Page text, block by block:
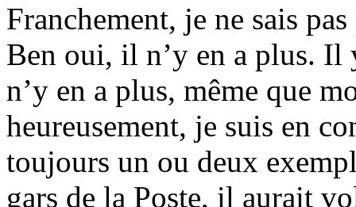
Franchement, je ne sais
Ben oui, il n’y en a plus. Il
n’y en a plus, même que
heureusement, je suis en
toujours un ou deux
gars de la Poste, il aurait